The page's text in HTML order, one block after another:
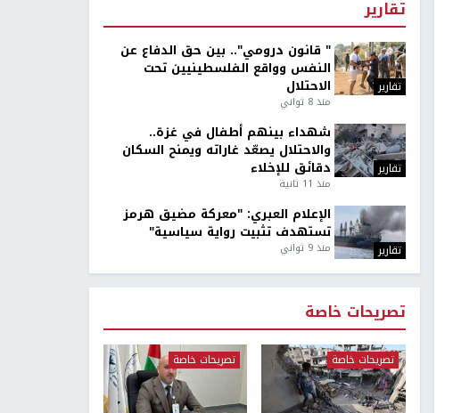
تقارير
تقارير
" قانون درومي".. بين حق الدفاع عن
النفس وواقع الفلسطينيين تحت
الاحتلال
منذ 8 ثواني
تقارير
شهداء بينهم أطفال في غزة..
والاحتلال يصعّد غاراته ويمنح السكان
دقائق للإخلاء
منذ 11 ثانية
تقارير
الإعلام العبري: "معركة مضيق هرمز
تستهدف تثبيت رواية سياسية"
منذ 9 ثواني
تصريحات خاصة
تصريحات خاصة تصريحات خاصة